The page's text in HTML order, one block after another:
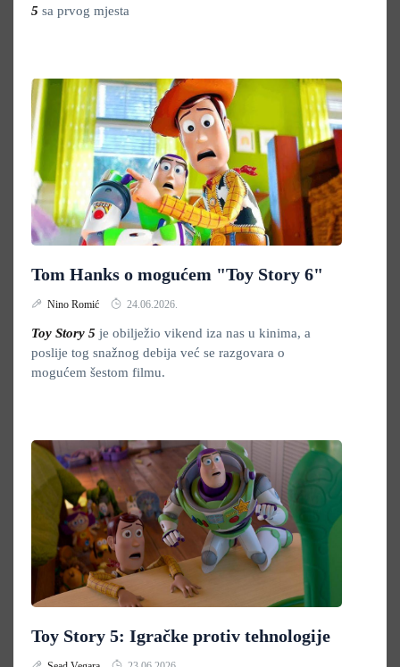
5 sa prvog mjesta
Tom Hanks o mogućem "Toy Story 6"
Nino Romić 24.06.2026.
Toy Story 5 je obilježio vikend iza nas u kinima, a
poslije tog snažnog debija već se razgovara o
mogućem šestom filmu.
Toy Story 5: Igračke protiv tehnologije